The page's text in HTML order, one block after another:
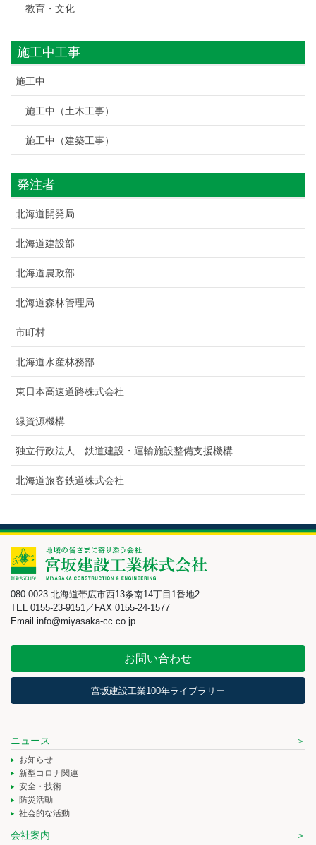
教育・文化
施工中工事
施工中
施工中（土木工事）
施工中（建築工事）
発注者
北海道開発局
北海道建設部
北海道農政部
北海道森林管理局
市町村
北海道水産林務部
東日本高速道路株式会社
緑資源機構
独立行政法人 鉄道建設・運輸施設整備支援機構
北海道旅客鉄道株式会社
080-0023 北海道帯広市西13条南14丁目1番地2
TEL 0155-23-9151／FAX 0155-24-1577
Email info@miyasaka-cc.co.jp
お問い合わせ
宮坂建設工業100年ライブラリー
ニュース
お知らせ
新型コロナ関連
安全・技術
防災活動
社会的な活動
会社案内